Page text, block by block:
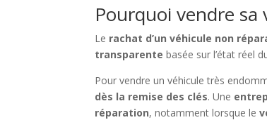
Pourquoi vendre sa
Le rachat d’un véhicule non
transparente basée sur l’état réel
Pour vendre un véhicule très
dès la remise des clés. Une
réparation, notamment lorsque le